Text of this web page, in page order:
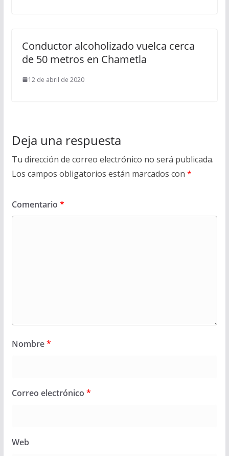
Conductor alcoholizado vuelca cerca
de 50 metros en Chametla
12 de abril de 2020
Deja una respuesta
Tu dirección de correo electrónico no será publicada.
Los campos obligatorios están marcados con *
Comentario *
Nombre*
Correo electrónico *
Web